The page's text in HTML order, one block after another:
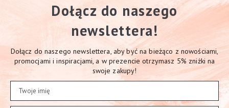
Dołącz do naszego
newslettera!
Dołącz do naszego newslettera, aby być na bieżąco z nowościami,
promocjami i inspiracjami, a w prezencie otrzymasz 5% zniżki na
swoje zakupy!